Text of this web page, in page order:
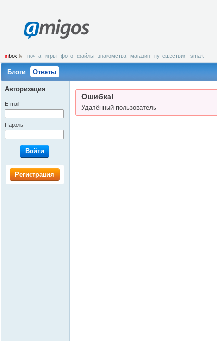
amigos
inbox .lv почта игры фото файлы знакомства магазин путешествия smart
Блоги Ответы
Ошибка!
Удалённый пользователь
Авторизация
E-mail
Пароль
Войти
Регистрация